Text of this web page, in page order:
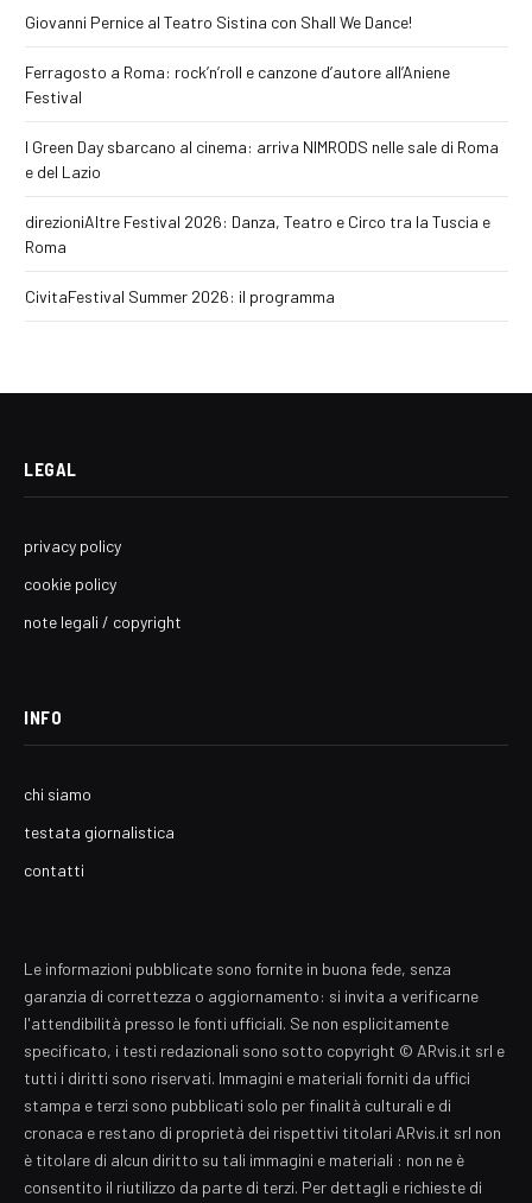
Giovanni Pernice al Teatro Sistina con Shall We Dance!
Ferragosto a Roma: rock’n’roll e canzone d’autore all’Aniene
Festival
I Green Day sbarcano al cinema: arriva NIMRODS nelle sale di Roma
e del Lazio
direzioniAltre Festival 2026: Danza, Teatro e Circo tra la Tuscia e
Roma
CivitaFestival Summer 2026: il programma
LEGAL
privacy policy
cookie policy
note legali / copyright
INFO
chi siamo
testata giornalistica
contatti
Le informazioni pubblicate sono fornite in buona fede, senza
garanzia di correttezza o aggiornamento: si invita a verificarne
l'attendibilità presso le fonti ufficiali. Se non esplicitamente
specificato, i testi redazionali sono sotto copyright © ARvis.it srl e
tutti i diritti sono riservati. Immagini e materiali forniti da uffici
stampa e terzi sono pubblicati solo per finalità culturali e di
cronaca e restano di proprietà dei rispettivi titolari ARvis.it srl non
è titolare di alcun diritto su tali immagini e materiali : non ne è
consentito il riutilizzo da parte di terzi. Per dettagli e richieste di